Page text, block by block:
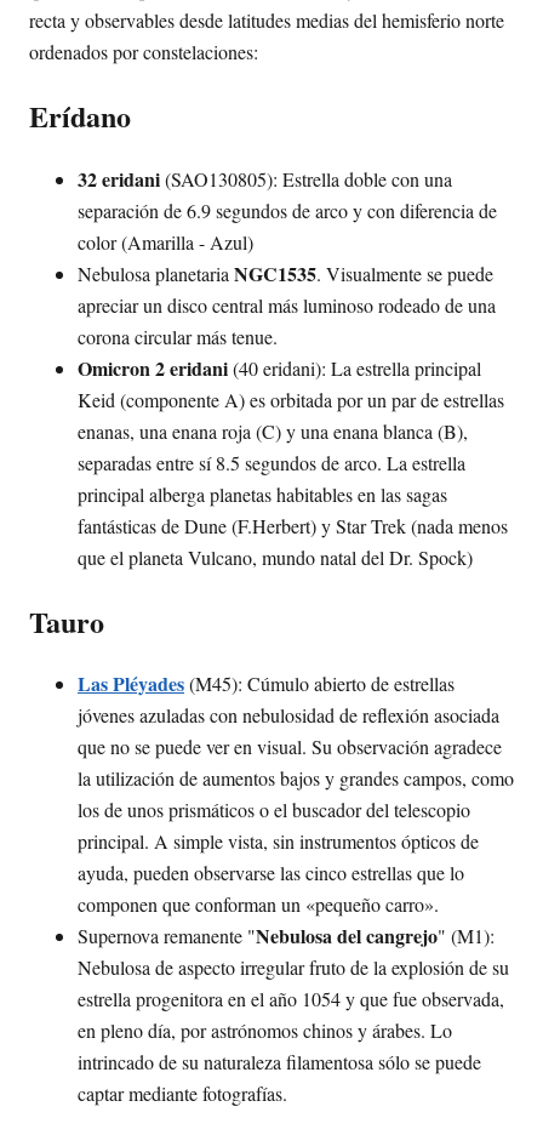
recta y observables desde latitudes medias del hemisferio norte
ordenados por constelaciones:
Erídano
32 eridani(SAO130805): Estrella doble con una
separación de 6.9 segundos de arco y con diferencia de
color (Amarilla - Azul)
Nebulosa planetaria NGC1535. Visualmente se puede
apreciar un disco central más luminoso rodeado de una
corona circular más tenue.
Omicron 2 eridani(40 eridani): La estrella principal
Keid (componente A) es orbitada por un par de estrellas
enanas, una enana roja (C) y una enana blanca (B),
separadas entre sí 8.5 segundos de arco. La estrella
principal alberga planetas habitables en las sagas
fantásticas de Dune (F.Herbert) y Star Trek (nada menos
que el planeta Vulcano, mundo natal del Dr. Spock)
Tauro
Las Pléyades(M45): Cúmulo abierto de estrellas
jóvenes azuladas con nebulosidad de reflexión asociada
que no se puede ver en visual. Su observación agradece
la utilización de aumentos bajos y grandes campos, como
los de unos prismáticos o el buscador del telescopio
principal. A simple vista, sin instrumentos ópticos de
ayuda, pueden observarse las cinco estrellas que lo
componen que conforman un «pequeño carro».
Supernova remanente "Nebulosa del cangrejo" (M1):
Nebulosa de aspecto irregular fruto de la explosión de su
estrella progenitora en el año 1054 y que fue observada,
en pleno día, por astrónomos chinos y árabes. Lo
intrincado de su naturaleza filamentosa sólo se puede
captar mediante fotografías.